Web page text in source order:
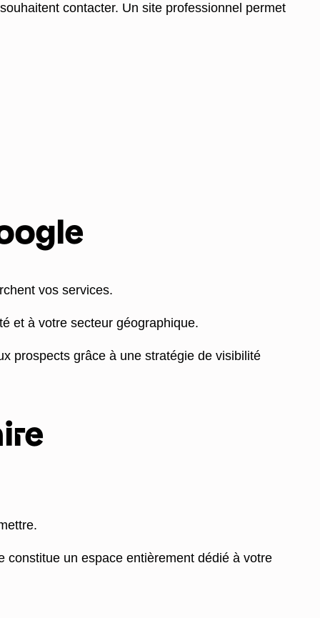
contacter. Un site professionnel permet
vos services.
et à votre secteur géographique.
prospects grâce à une stratégie de visibilité
constitue un espace entièrement dédié à votre